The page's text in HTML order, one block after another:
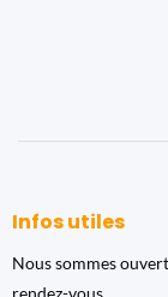
Infos utiles
Nous sommes
rendez-vous.